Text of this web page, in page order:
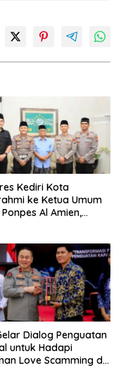
Kediri Kota
ke Ketua Umum
Ponpes Al Amien,
Dialog Penguatan
untuk Hadapi
Love Scamming di